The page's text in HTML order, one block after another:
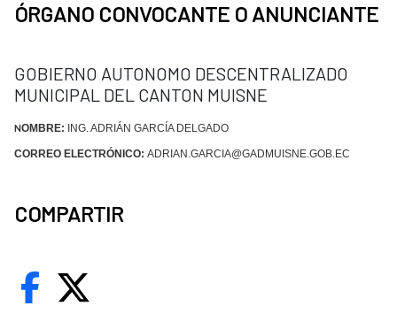
ÓRGANO CONVOCANTE O ANUNCIANTE
GOBIERNO AUTONOMO DESCENTRALIZADO
MUNICIPAL DEL CANTON MUISNE
NOMBRE: ING. ADRIÁN GARCÍA DELGADO
CORREO ELECTRÓNICO: ADRIAN.GARCIA@GADMUISNE.GOB.EC
COMPARTIR